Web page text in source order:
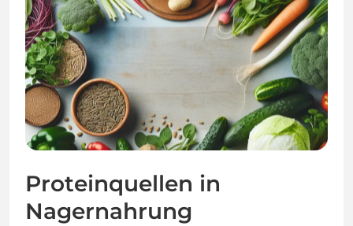
Proteinquellen in
Nagernahrung